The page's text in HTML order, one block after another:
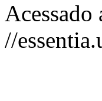
Acessado
//